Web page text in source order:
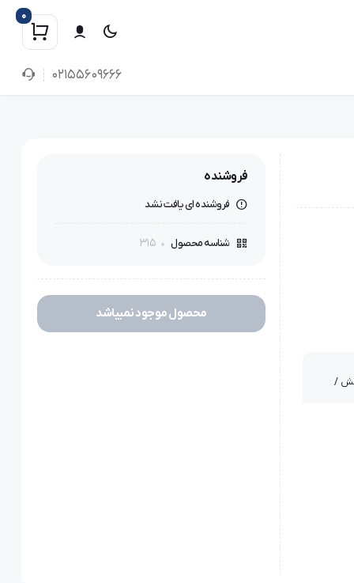
0
02155609666
کش /
فروشنده
فروشنده ای یافت نشد
شناسه محصول 315
محصول موجود نمیباشد